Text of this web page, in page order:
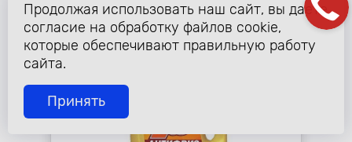
Продолжая использовать наш сайт, вы даете
согласие на обработку файлов cookie,
которые обеспечивают правильную работу
сайта.